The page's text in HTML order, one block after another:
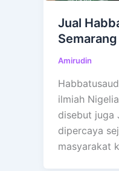
Jual
Semarang
Amirudin
ilmiah
disebut juga
dipercaya
masyarakat